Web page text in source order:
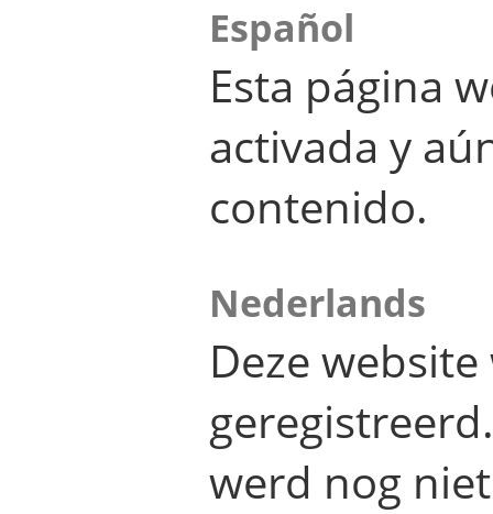
Español
Esta página
activada y
contenido.
Nederlands
Deze
werd nog